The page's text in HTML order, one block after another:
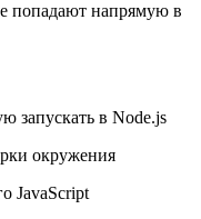
попадают напрямую в
запускать в Node.js
окружения
JavaScript